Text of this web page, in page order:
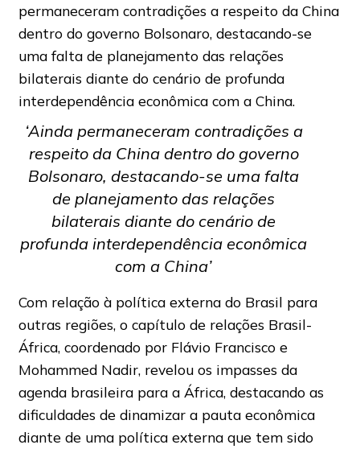
permaneceram contradições a respeito da China
dentro do governo Bolsonaro, destacando-se
uma falta de planejamento das relações
bilaterais diante do cenário de profunda
interdependência econômica com a China.
‘Ainda permaneceram contradições a
respeito da China dentro do governo
Bolsonaro, destacando-se uma falta
de planejamento das relações
bilaterais diante do cenário de
profunda interdependência econômica
com a China’
Com relação à política externa do Brasil para
outras regiões, o capítulo de relações Brasil-
África, coordenado por Flávio Francisco e
Mohammed Nadir, revelou os impasses da
agenda brasileira para a África, destacando as
dificuldades de dinamizar a pauta econômica
diante de uma política externa que tem sido